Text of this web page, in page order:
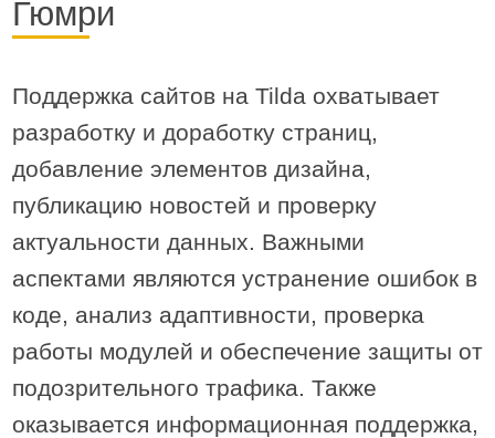
Гюмри
Поддержка сайтов на Tilda охватывает
разработку и доработку страниц,
добавление элементов дизайна,
публикацию новостей и проверку
актуальности данных. Важными
аспектами являются устранение ошибок в
коде, анализ адаптивности, проверка
работы модулей и обеспечение защиты от
подозрительного трафика. Также
оказывается информационная поддержка,